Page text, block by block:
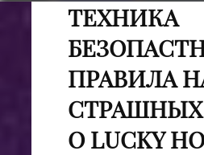
ТЕХНИКА
ПРАВИЛА
СТРАШНЫХ
О LUCKY